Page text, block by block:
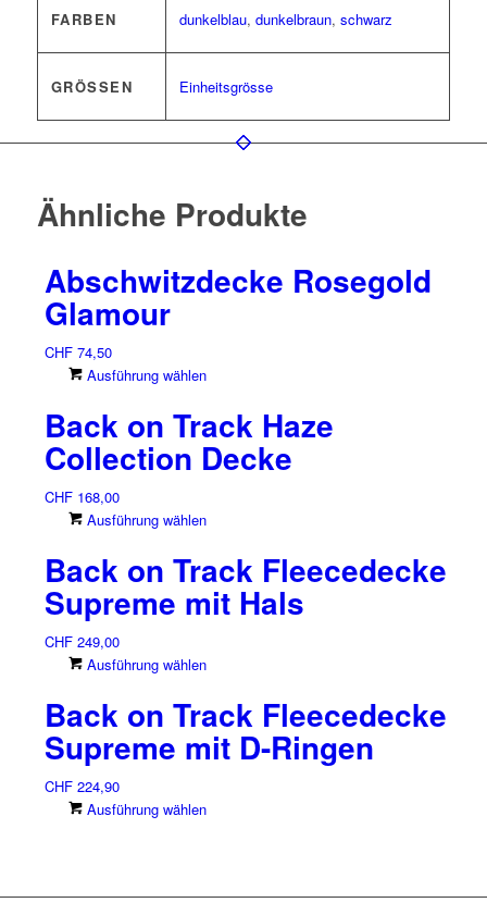
FARBEN dunkelblau, dunkelbraun, schwarz
GRÖSSEN Einheitsgrösse
Ähnliche Produkte
Abschwitzdecke Rosegold
Glamour
CHF74,50
Ausführung wählen
weist
mehrere
Varianten
können
auf
der
Back on Track Haze
Collection Decke
CHF168,00
Ausführung wählen
weist
mehrere
Varianten
können
auf
der
Back on Track Fleecedecke
Supreme mit Hals
CHF249,00
Ausführung wählen
weist
mehrere
Varianten
der
Back on Track Fleecedecke
Supreme mit D-Ringen
CHF224,90
Ausführung wählen
Varianten